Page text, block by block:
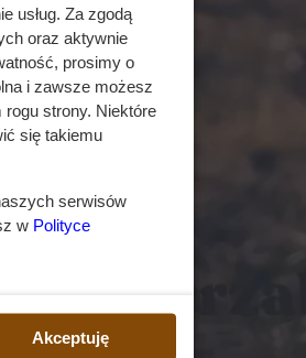
usług. Za zgodą
oraz aktywnie
prosimy o
i zawsze możesz
strony. Niektóre
się takiemu
serwisów
w Polityce
Akceptuję